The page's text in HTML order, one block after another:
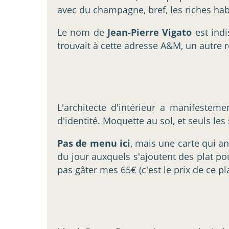
avec du champagne, bref, les riches
Le nom de Jean-Pierre Vigato est
trouvait à cette adresse A&M, un
L'architecte d'intérieur a
d'identité. Moquette au sol, et seuls
Pas de menu ici, mais une carte qui
du jour auxquels s'ajoutent des plat
pas gâter mes 65€ (c'est le prix de ce